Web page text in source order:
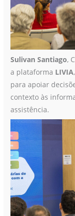
Sulivan Santiago,
a plataforma LIVIA
para apoiar
contexto às
assistência.